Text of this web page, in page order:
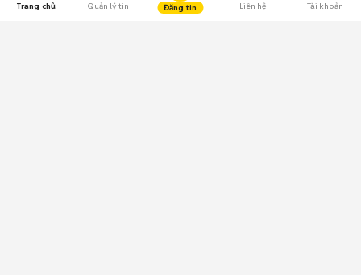
Trang chủ Quản lý tin Đăng tin Liên hệ Tài khoản